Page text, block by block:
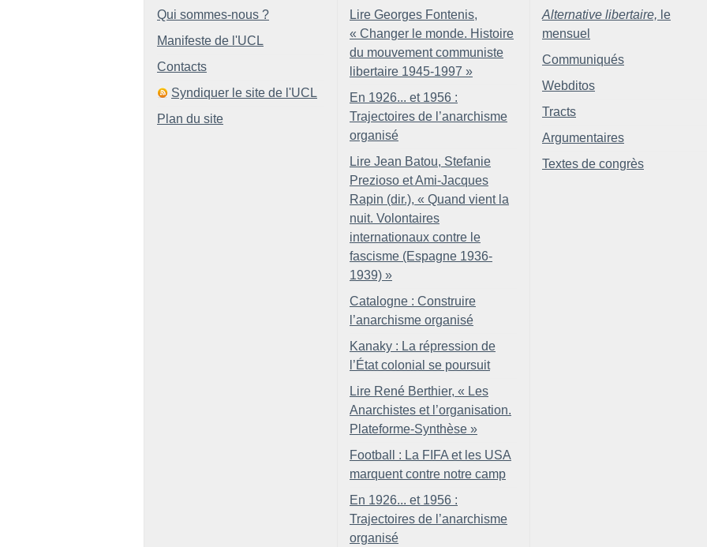
Qui sommes-nous ?
Manifeste de l'UCL
Contacts
Syndiquer le site de l'UCL
Plan du site
Lire Georges Fontenis,
« Changer le monde. Histoire
du mouvement communiste
libertaire 1945-1997 »
En 1926... et 1956 :
Trajectoires de l’anarchisme
organisé
Lire Jean Batou, Stefanie
Prezioso et Ami-Jacques
Rapin (dir.), « Quand vient la
nuit. Volontaires
internationaux contre le
fascisme (Espagne 1936-
1939) »
Catalogne : Construire
l’anarchisme organisé
Kanaky : La répression de
l’État colonial se poursuit
Lire René Berthier, « Les
Anarchistes et l’organisation.
Plateforme-Synthèse »
Football : La FIFA et les USA
marquent contre notre camp
En 1926... et 1956 :
Trajectoires de l’anarchisme
organisé
Alternative libertaire, le
mensuel
Communiqués
Webditos
Tracts
Argumentaires
Textes de congrès